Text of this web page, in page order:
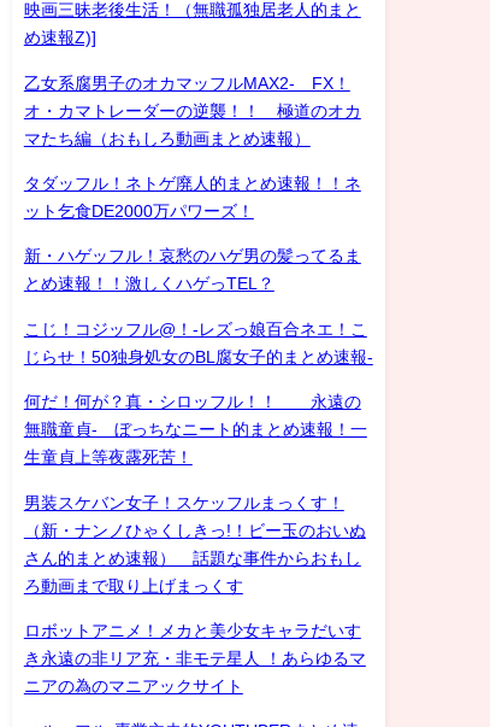
映画三昧老後生活！（無職孤独居老人的まと
め速報Z)]
乙女系腐男子のオカマッフルMAX2- FX！
オ・カマトレーダーの逆襲！！ 極道のオカ
マたち編（おもしろ動画まとめ速報）
タダッフル！ネトゲ廃人的まとめ速報！！ネ
ット乞食DE2000万パワーズ！
新・ハゲッフル！哀愁のハゲ男の髪ってるま
とめ速報！！激しくハゲっTEL？
こじ！コジッフル@！-レズっ娘百合ネエ！こ
じらせ！50独身処女のBL腐女子的まとめ速報-
何だ！何が？真・シロッフル！！ 永遠の
無職童貞- ぼっちなニート的まとめ速報！一
生童貞上等夜露死苦！
男装スケバン女子！スケッフルまっくす！
（新・ナンノひゃくしきっ!！ビー玉のおいぬ
さん的まとめ速報） 話題な事件からおもし
ろ動画まで取り上げまっくす
ロボットアニメ！メカと美少女キャラだいす
き永遠の非リア充・非モテ星人 ！あらゆるマ
ニアの為のマニアックサイト